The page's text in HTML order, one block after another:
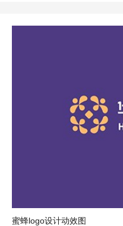
蜜蜂logo设计动效图